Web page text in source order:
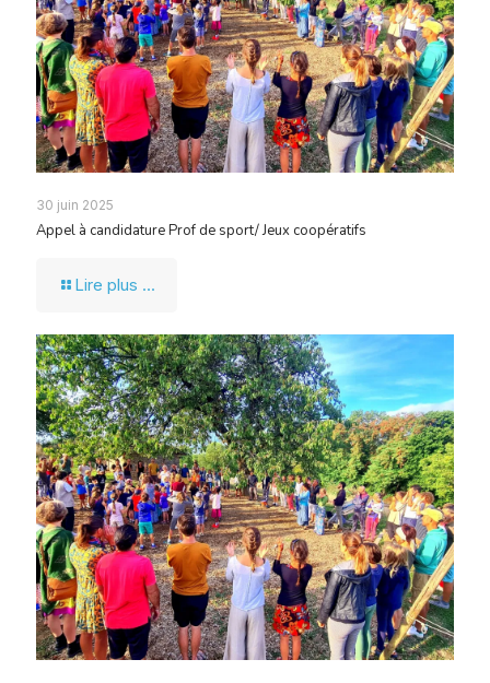
30 juin 2025
Appel à candidature Prof de sport/ Jeux coopératifs
Lire plus ...